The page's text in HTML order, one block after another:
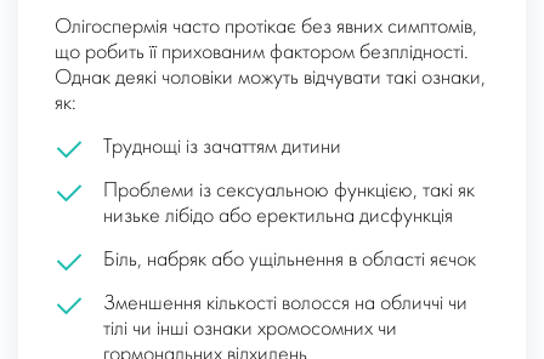
Олігоспермія часто протікає без явних симптомів,
що робить її прихованим фактором безплідності.
Однак деякі чоловіки можуть відчувати такі ознаки,
як:
Труднощі із зачаттям дитини
Проблеми із сексуальною функцією, такі як
низьке лібідо або еректильна дисфункція
Біль, набряк або ущільнення в області яєчок
Зменшення кількості волосся на обличчі чи
тілі чи інші ознаки хромосомних чи